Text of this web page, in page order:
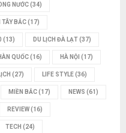
NƯỚC(34)
TÂY BẮC(17)
(13) DU LỊCH ĐÀ LẠT(37)
QUỐC(16) HÀ NỘI (17)
(27) LIFE STYLE(36)
MIỀN BẮC(17) NEWS (61)
REVIEW(16)
TECH (24)